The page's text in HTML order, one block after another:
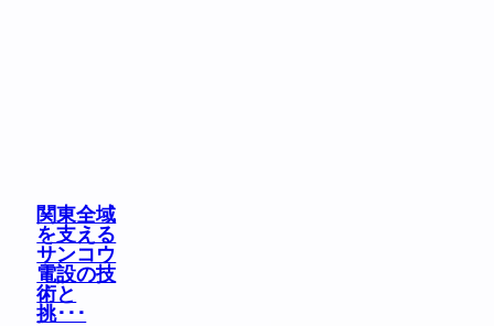
関東全域
を支える
サンコウ
電設の技
術と
挑･･･